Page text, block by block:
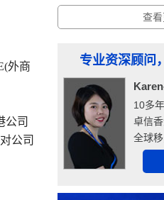
外商
公司
公司
查
专业资深顾问
10多
卓信
全球